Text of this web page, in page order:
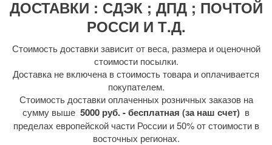
ДОСТАВКИ : СДЭК ; ДПД ; ПОЧТОЙ
РОССИ И Т.Д.
Стоимость доставки зависит от веса, размера и оценочной
стоимости посылки.
Доставка не включена в стоимость товара и оплачивается
покупателем.
Стоимость доставки оплаченных розничных заказов на
сумму выше 5000 руб. - бесплатная (за наш счет) в
пределах европейской части России и 50% от стоимости в
восточных регионах.